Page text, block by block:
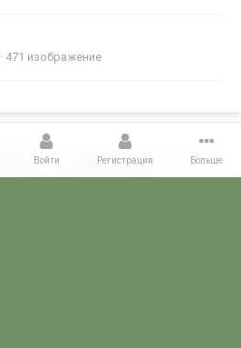
· 471 изображение
Подписчики 0
Войти Регистрация Больше